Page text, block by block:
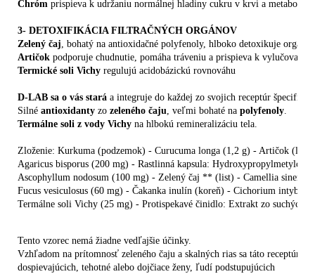
Chróm prispieva k udržaniu normálnej hladiny cukru v krvi a
3- DETOXIFIKÁCIA FILTRAČNÝCH ORGÁNOV
Zelený čaj, bohatý na antioxidačné polyfenoly, hlboko detoxikuje
Artičok podporuje chudnutie, pomáha tráveniu a prispieva k
Termické soli Vichy regulujú acidobázickú rovnováhu
D-LAB sa o vás stará a integruje do každej zo svojich receptúr
Silné antioxidanty zo zeleného čaju, veľmi bohaté na polyfenoly
Termálne soli z vody Vichy na hlbokú remineralizáciu tela.
Zloženie: Kurkuma (podzemok) - Curucuma longa (1,2 g) - Artičok
Agaricus bisporus (200 mg) - Rastlinná kapsula:
Ascophyllum nodosum (100 mg) - Zelený čaj ** (list) - Camellia
Fucus vesiculosus (60 mg) - Čakanka inulín (koreň) - Cichorium intybus
Termálne soli Vichy (25 mg) - Protispekavé činidlo: Extrakt zo suchých
Tento vzorec nemá žiadne vedľajšie účinky.
Vzhľadom na prítomnosť zeleného čaju a skalných rias sa táto receptúra
dospievajúcich, tehotné alebo dojčiace ženy, ľudí podstupujúcich